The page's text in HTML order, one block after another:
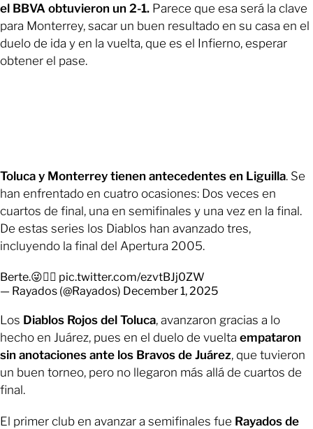
el BBVA obtuvieron un 2-1. Parece que esa será la clave
para Monterrey, sacar un buen resultado en su casa en el
duelo de ida y en la vuelta, que es el Infierno, esperar
obtener el pase.
Toluca y Monterrey tienen antecedentes en Liguilla. Se
han enfrentado en cuatro ocasiones: Dos veces en
cuartos de final, una en semifinales y una vez en la final.
De estas series los Diablos han avanzado tres,
incluyendo la final del Apertura 2005.
Berte.😜👍🏼 pic.twitter.com/ezvtBJj0ZW
— Rayados (@Rayados) December 1, 2025
Los Diablos Rojos del Toluca, avanzaron gracias a lo
hecho en Juárez, pues en el duelo de vuelta empataron
sin anotaciones ante los Bravos de Juárez, que tuvieron
un buen torneo, pero no llegaron más allá de cuartos de
final.
El primer club en avanzar a semifinales fue Rayados de